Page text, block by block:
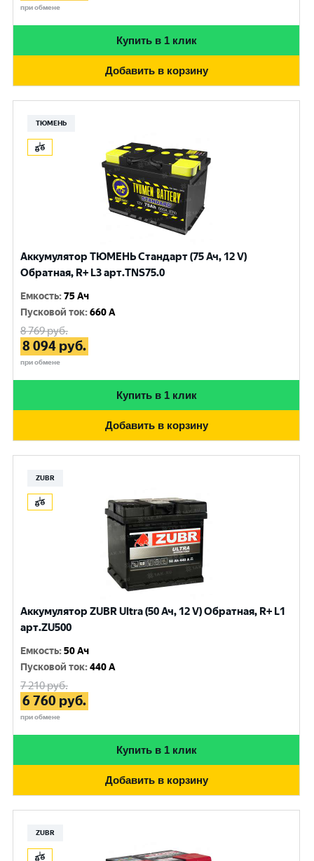
при обмене
Купить в 1 клик
Добавить в корзину
ТЮМЕНЬ
Аккумулятор ТЮМЕНЬ Стандарт (75 Ач, 12 V)
Обратная, R+ L3 арт.TNS75.0
Емкость:75 Ач
Пусковой ток:660 A
8 769руб.
8 094 руб.
при обмене
Купить в 1 клик
Добавить в корзину
ZUBR
Аккумулятор ZUBR Ultra (50 Ач, 12 V) Обратная, R+ L1
арт.ZU500
Емкость:50 Ач
Пусковой ток:440 A
7 210руб.
6 760 руб.
при обмене
Купить в 1 клик
Добавить в корзину
ZUBR